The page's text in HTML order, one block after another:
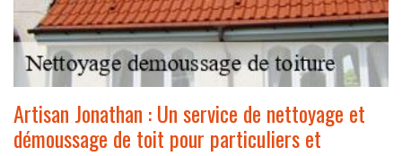
Artisan Jonathan : Un service de nettoyage et
démoussage de toit pour particuliers et